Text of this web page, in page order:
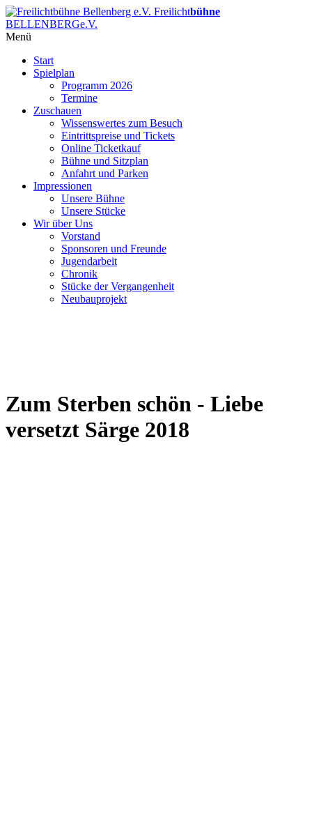
Freilichtbühne
BELLENBERGe.V.
Menü
Start
Spielplan
Programm 2026
Termine
Zuschauen
Wissenswertes zum Besuch
Eintrittspreise und Tickets
Online Ticketkauf
Bühne und Sitzplan
Anfahrt und Parken
Impressionen
Unsere Bühne
Unsere Stücke
Wir über Uns
Vorstand
Sponsoren und Freunde
Jugendarbeit
Chronik
Stücke der Vergangenheit
Neubauprojekt
Zum Sterben schön - Liebe
versetzt Särge 2018